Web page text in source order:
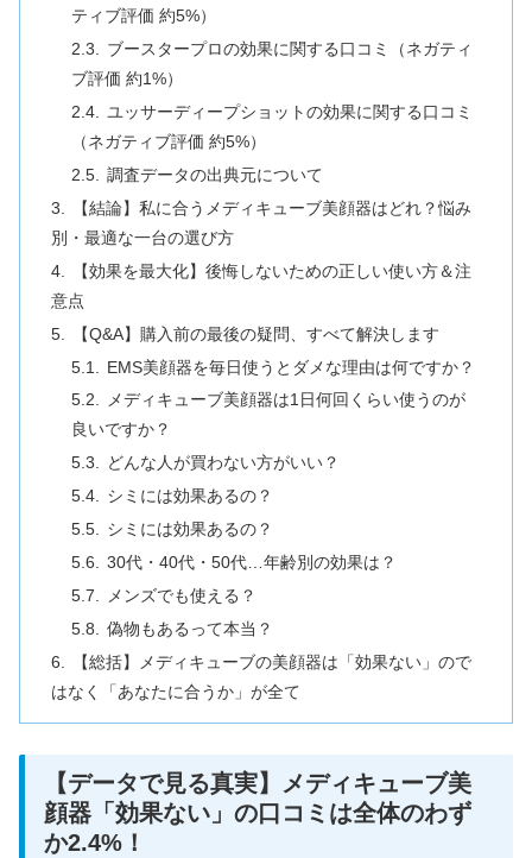
ティブ評価 約5%）
ブースタープロの効果に関する口コミ（ネガティ
ブ評価 約1%）
ユッサーディープショットの効果に関する口コミ
（ネガティブ評価 約5%）
調査データの出典元について
【結論】私に合うメディキューブ美顔器はどれ？悩み
別・最適な一台の選び方
【効果を最大化】後悔しないための正しい使い方＆注
意点
【Q&A】購入前の最後の疑問、すべて解決します
EMS美顔器を毎日使うとダメな理由は何ですか？
メディキューブ美顔器は1日何回くらい使うのが
良いですか？
どんな人が買わない方がいい？
シミには効果あるの？
シミには効果あるの？
30代・40代・50代…年齢別の効果は？
メンズでも使える？
偽物もあるって本当？
【総括】メディキューブの美顔器は「効果ない」ので
はなく「あなたに合うか」が全て
【データで見る真実】メディキューブ美
顔器「効果ない」の口コミは全体のわず
か2.4%！